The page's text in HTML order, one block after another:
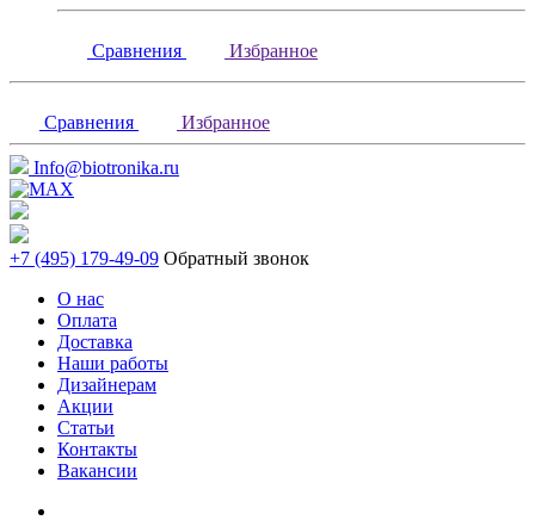
Сравнения Избранное
Сравнения Избранное
Info@biotronika.ru
+7 (495) 179-49-09 Обратный звонок
О нас
Оплата
Доставка
Наши работы
Дизайнерам
Акции
Статьи
Контакты
Вакансии